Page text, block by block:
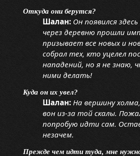
Откуда они берутся?
Шалан: Он появился
через деревню прошли
призывает все новых и
собрал тех, кто уцелел
нападений, но я не знаю,
ними делать!
Куда он их увел?
Шалан: На вершину
вон из-за той скалы.
попробую идти сам.
незачем.
Прежде чем идти туда, мне